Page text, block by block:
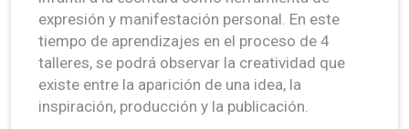
expresión y manifestación personal. En este
tiempo de aprendizajes en el proceso de 4
talleres, se podrá observar la creatividad que
existe entre la aparición de una idea, la
inspiración, producción y la publicación.